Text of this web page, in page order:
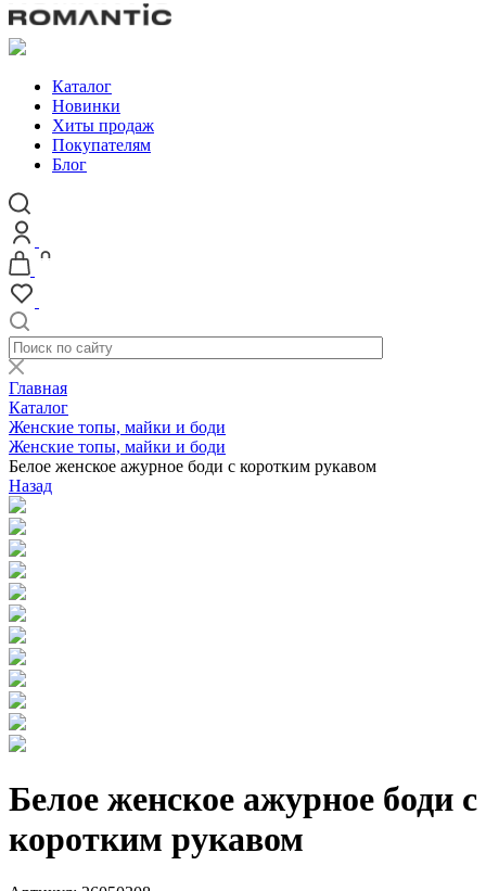
Каталог
Новинки
Хиты продаж
Покупателям
Блог
Главная
Каталог
Женские топы, майки и боди
Женские топы, майки и боди
Белое женское ажурное боди с коротким рукавом
Назад
Белое женское ажурное боди с
коротким рукавом